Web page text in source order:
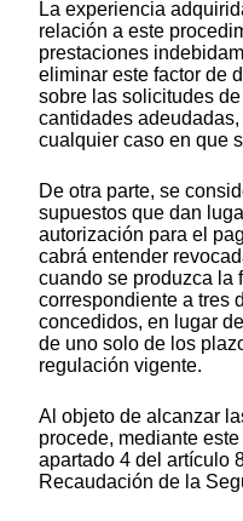
La experiencia
relación a este
prestaciones
eliminar este factor de
sobre las solicitudes
cantidades
cualquier caso en que
De otra parte, se
supuestos que dan
autorización para el
cabrá entender
cuando se produzca la
correspondiente a tres
concedidos, en lugar
de uno solo de los
regulación vigente.
Al objeto de alcanzar
procede, mediante
apartado 4 del artículo
Recaudación de la